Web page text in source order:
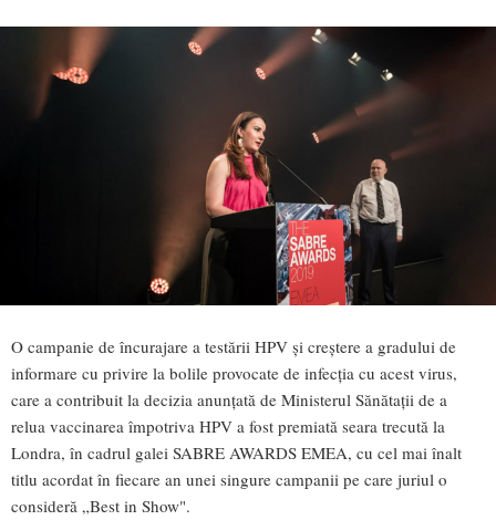
O campanie de încurajare a testării HPV și creștere a gradului de
informare cu privire la bolile provocate de infecția cu acest virus,
care a contribuit la decizia anunțată de Ministerul Sănătații de a
relua vaccinarea împotriva HPV a fost premiată seara trecută la
Londra, în cadrul galei SABRE AWARDS EMEA, cu cel mai înalt
titlu acordat în fiecare an unei singure campanii pe care juriul o
consideră „Best in Show".